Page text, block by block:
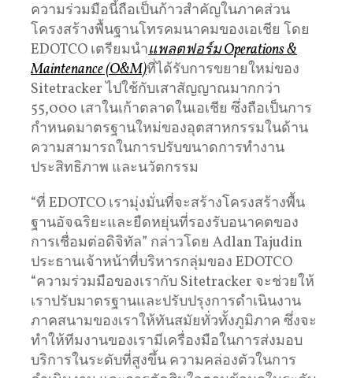
ความร่วมมือนี้ถือเป็นก้าวสำคัญในภาคส่วน
โครงสร้างพื้นฐานโทรคมนาคมของเอเชีย โดย
EDOTCO เตรียมนำแพลตฟอร์ม Operations &
Maintenance (O&M)ที่ได้รับการขยายใหม่ของ
Sitetracker ไปใช้กับเสาสัญญาณมากกว่า
55,000 เสาในเก้าตลาดในเอเชีย ซึ่งถือเป็นการ
กำหนดมาตรฐานใหม่ของอุตสาหกรรมในด้าน
ความสามารถในการปรับขนาดการทำงาน
ประสิทธิภาพ และนวัตกรรม
“ที่ EDOTCO เรามุ่งมั่นที่จะสร้างโครงสร้างพื้น
ฐานอัจฉริยะและยืดหยุ่นที่รองรับอนาคตของ
การเชื่อมต่อดิจิทัล” กล่าวโดย Adlan Tajudin
ประธานเจ้าหน้าที่บริหารกลุ่มของ EDOTCO
“ความร่วมมือของเรากับ Sitetracker จะช่วยให้
เราปรับมาตรฐานและปรับปรุงการดำเนินงาน
ภาคสนามของเราให้ทันสมัยทั่วทั้งภูมิภาค ซึ่งจะ
ทำให้ทีมงานของเรามีเครื่องมือในการส่งมอบ
บริการในระดับที่สูงขึ้น ความคล่องตัวในการ